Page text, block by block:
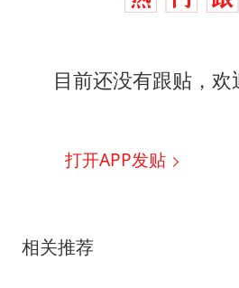
目前还没有跟贴，
打开APP发贴
相关推荐